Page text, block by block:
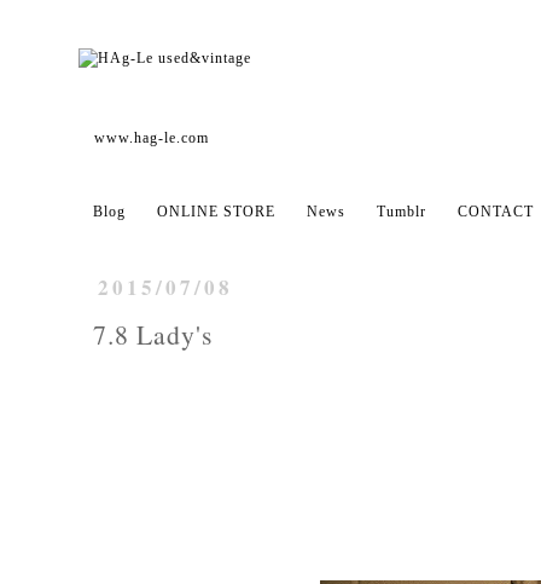
www.hag-le.com
Blog ONLINE STORE News Tumblr CONTACT
2015/07/08
7.8 Lady's